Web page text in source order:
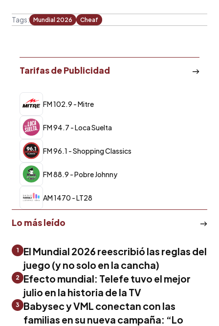
Tags: Mundial 2026 Cheaf
Tarifas de Publicidad
FM 102.9 - Mitre
FM 94.7 - Loca Suelta
FM 96.1 - Shopping Classics
FM 88.9 - Pobre Johnny
AM 1470 - LT28
Lo más leído
1
El Mundial 2026 reescribió las reglas del
juego (y no solo en la cancha)
2
Efecto mundial: Telefe tuvo el mejor
julio en la historia de la TV
3
Babysec y VML conectan con las
familias en su nueva campaña: “Lo